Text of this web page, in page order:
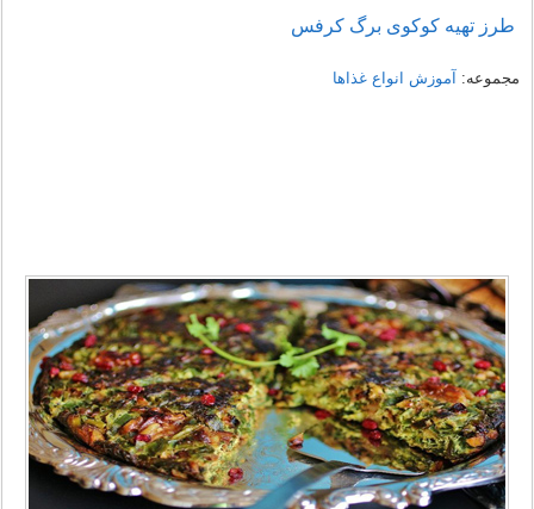
طرز تهیه کوکوی برگ کرفس
مجموعه: آموزش انواع غذاها